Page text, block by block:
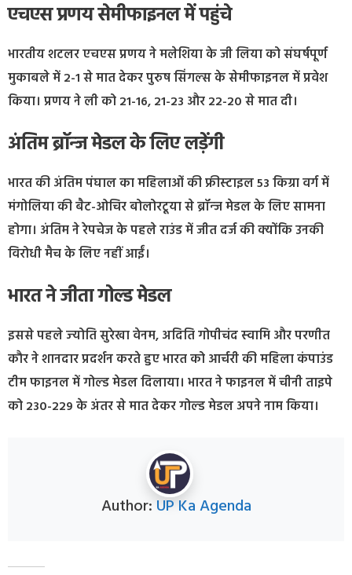
एचएस प्रणय सेमीफाइनल में पहुंचे
भारतीय शटलर एचएस प्रणय ने मलेशिया के जी लिया को संघर्षपूर्ण
मुकाबले में 2-1 से मात देकर पुरुष सिंगल्‍स के सेमीफाइनल में प्रवेश
किया। प्रणय ने ली को 21-16, 21-23 और 22-20 से मात दी।
अंतिम ब्रॉन्‍ज मेडल के लिए लड़ेंगी
भारत की अंतिम पंघाल का महिलाओं की फ्रीस्‍टाइल 53 किग्रा वर्ग में
मंगोलिया की बैट-ओचिर बोलोरटूया से ब्रॉन्‍ज मेडल के लिए सामना
होगा। अंतिम ने रेपचेज के पहले राउंड में जीत दर्ज की क्‍योंकि उनकी
विरोधी मैच के लिए नहीं आईं।
भारत ने जीता गोल्‍ड मेडल
इससे पहले ज्‍योति सुरेखा वेनम, अदिति गोपीचंद स्‍वामि और परणीत
कौर ने शानदार प्रदर्शन करते हुए भारत को आर्चरी की महिला कंपाउंड
टीम फाइनल में गोल्‍ड मेडल दिलाया। भारत ने फाइनल में चीनी ताइपे
को 230-229 के अंतर से मात देकर गोल्‍ड मेडल अपने नाम किया।
Author: UP Ka Agenda